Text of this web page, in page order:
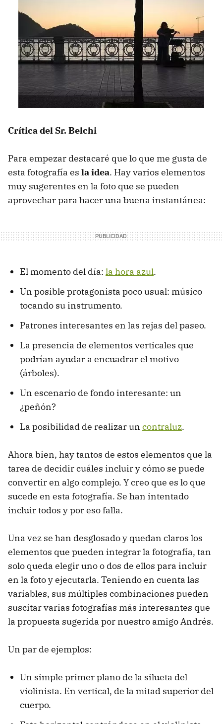
Crítica del Sr. Belchi
Para empezar destacaré que lo que me gusta de
esta fotografía es la idea. Hay varios elementos
muy sugerentes en la foto que se pueden
aprovechar para hacer una buena instantánea:
El momento del día: la hora azul.
Un posible protagonista poco usual: músico
tocando su instrumento.
Patrones interesantes en las rejas del paseo.
La presencia de elementos verticales que
podrían ayudar a encuadrar el motivo
(árboles).
Un escenario de fondo interesante: un
¿peñón?
La posibilidad de realizar un contraluz.
Ahora bien, hay tantos de estos elementos que la
tarea de decidir cuáles incluir y cómo se puede
convertir en algo complejo. Y creo que es lo que
sucede en esta fotografía. Se han intentado
incluir todos y por eso falla.
Una vez se han desglosado y quedan claros los
elementos que pueden integrar la fotografía, tan
solo queda elegir uno o dos de ellos para incluir
en la foto y ejecutarla. Teniendo en cuenta las
variables, sus múltiples combinaciones pueden
suscitar varias fotografías más interesantes que
la propuesta sugerida por nuestro amigo Andrés.
Un par de ejemplos:
Un simple primer plano de la silueta del
violinista. En vertical, de la mitad superior del
cuerpo.